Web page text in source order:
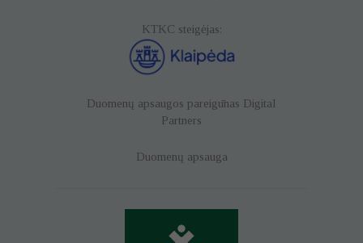
KTKC steigėjas:
Duomenų apsaugos pareigūnas Digital
Partners
Duomenų apsauga